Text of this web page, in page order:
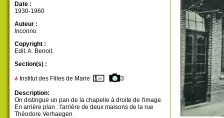
Date :
1930-1960
Auteur :
Inconnu
Copyright :
Edit. A. Benoit.
Section(s) :
Institut des Filles de Marie 3
Description:
On distingue un pan de la chapelle à droite de l'image.
En arrière plan : l'arrière de deux maisons de la rue
Théodore Verhaegen.